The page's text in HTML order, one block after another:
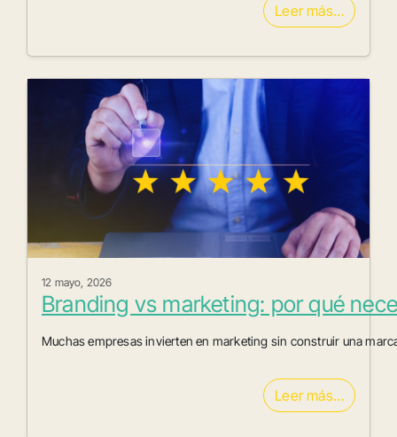
Leer más…
12 mayo, 2026
Branding vs marketing: por qué
Muchas empresas invierten en marketing sin construir una
Leer más…